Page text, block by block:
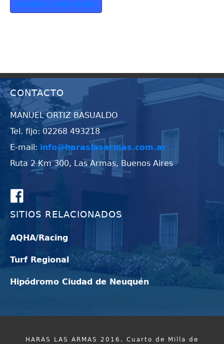
VOLVER A NOTICIAS
CONTACTO
MANUEL ORTIZ BASUALDO
Tel. fijo: 02268 493218
E-mail: info@haraslasarmas.com.ar
Ruta 2 Km 300, Las Armas, Buenos Aires
SITIOS RELACIONADOS
AQHA/Racing
Turf Regional
Hipódromo Ciudad de Neuquén
HARAS LAS ARMAS 2016. Cuarto de Milla de